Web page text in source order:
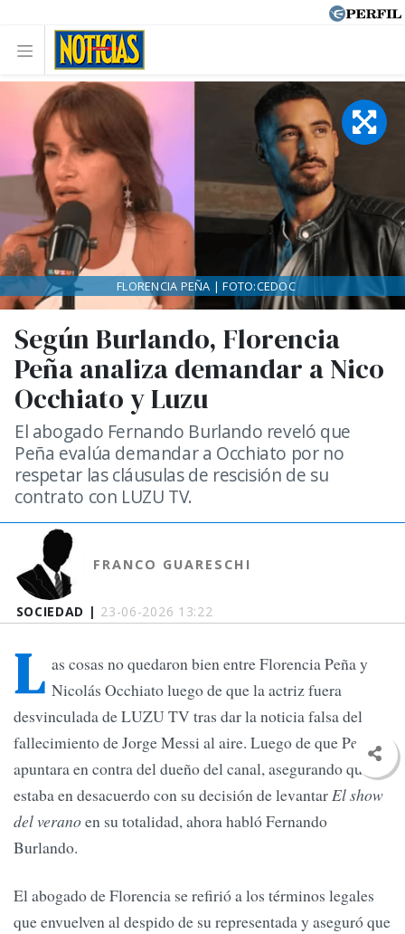
SOCIEDAD | 23-06-2026 13:22
Según Burlando, Florencia
Peña analiza demandar a Nico
Occhiato y Luzu
El abogado Fernando Burlando reveló que
Peña evalúa demandar a Occhiato por no
respetar las cláusulas de rescisión de su
contrato con LUZU TV.
FRANCO GUARESCHI
FLORENCIA PEÑA | FOTO:CEDOC
L as cosas no quedaron bien entre Florencia Peña y
Nicolás Occhiato luego de que la actriz fuera
desvinculada de LUZU TV tras dar la noticia falsa del
fallecimiento de Jorge Messi al aire. Luego de que Peña
apuntara en contra del dueño del canal, asegurando que
estaba en desacuerdo con su decisión de levantarEl show
del veranoen su totalidad, ahora habló Fernando
Burlando.
El abogado de Florencia se refirió a los términos legales
que envuelven al despido de su representada y aseguró que